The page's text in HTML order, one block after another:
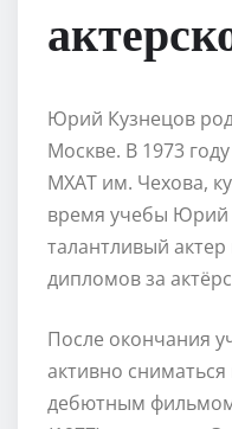
Юрий Кузнецов
Москве. В 1973
МХАТ им. Чехова,
время учебы Юрий
талантливый
дипломов за
После окончания
активно сниматься
дебютным